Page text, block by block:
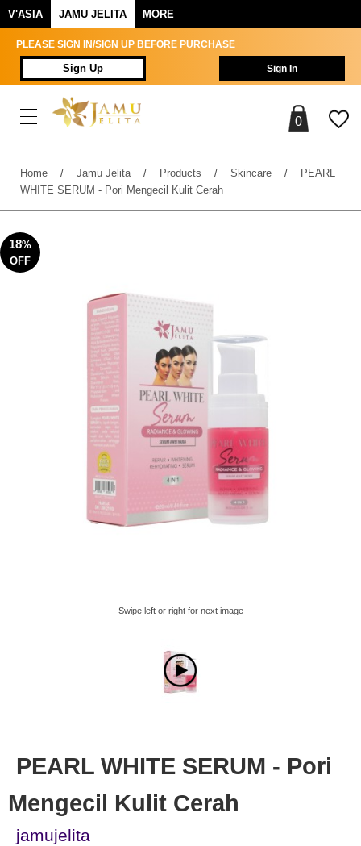
V'ASIA JAMU JELITA MORE
PLEASE SIGN IN/SIGN UP BEFORE PURCHASE
Sign Up Sign In
0
Home / Jamu Jelita/ Products / Skincare /
PEARL
WHITE SERUM - Pori Mengecil Kulit Cerah
18%
OFF
Swipe left or right for next image
PEARL WHITE SERUM - Pori
Mengecil Kulit Cerah
jamujelita